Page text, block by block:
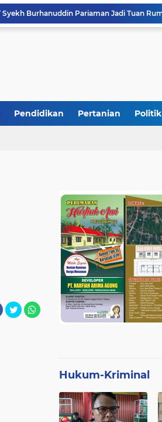
Pendidikan Pertanian Politik
Hukum-Kriminal